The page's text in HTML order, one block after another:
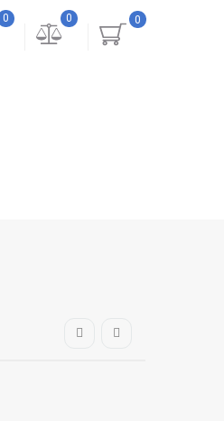
0
0
0